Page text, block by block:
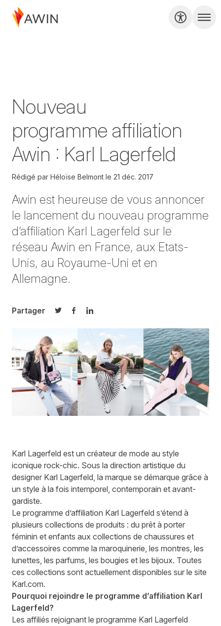
Nouveau
programme affiliation
Awin : Karl Lagerfeld
Rédigé par Héloïse Belmont le 21 déc. 2017
Awin est heureuse de vous annoncer
le lancement du nouveau programme
d’affiliation Karl Lagerfeld sur le
réseau Awin en France, aux Etats-
Unis, au Royaume-Uni et en
Allemagne.
Partager
Partager sur Twitter
Partager sur Facebook
Partager sur LinkedIn
Karl Lagerfeld est un créateur de mode au style
iconique rock-chic. Sous la direction artistique du
designer Karl Lagerfeld, la marque se démarque grâce à
un style à la fois intemporel, contemporain et avant-
gardiste.
Le programme d’affiliation Karl Lagerfeld s’étend à
plusieurs collections de produits : du prêt à porter
féminin et enfants aux collections de chaussures et
d’accessoires comme la maroquinerie, les montres, les
lunettes, les parfums, les bougies et les bijoux. Toutes
ces collections sont actuellement disponibles sur le site
Karl.com.
Pourquoi rejoindre le programme d’affiliation Karl
Lagerfeld?
Les affiliés rejoignant le programme Karl Lagerfeld